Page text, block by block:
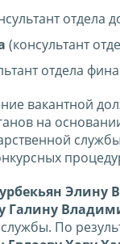
отдела
(консультант
отдела
вакантной
на
Элину
Галину
По